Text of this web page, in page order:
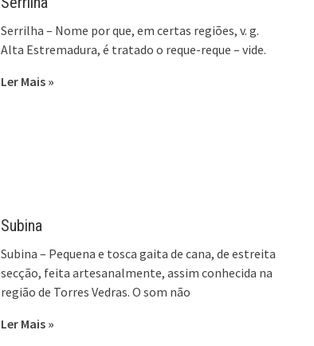
Serrilha – Nome por que, em certas regiões, v. g.
Alta Estremadura, é tratado o reque-reque – vide.
Ler Mais »
Subina
Subina – Pequena e tosca gaita de cana, de estreita
secção, feita artesanalmente, assim conhecida na
região de Torres Vedras. O som não
Ler Mais »